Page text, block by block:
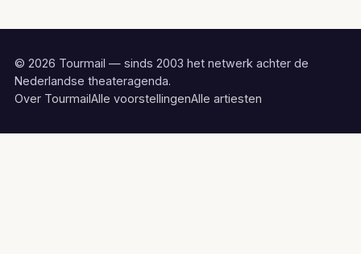
© 2026 Tourmail — sinds 2003 het netwerk achter de
Nederlandse theateragenda.
Over TourmailAlle voorstellingenAlle artiesten